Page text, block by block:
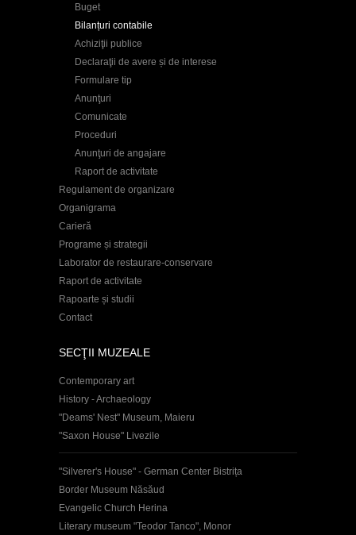
Buget
Bilanțuri contabile
Achiziţii publice
Declaraţii de avere și de interese
Formulare tip
Anunţuri
Comunicate
Proceduri
Anunţuri de angajare
Raport de activitate
Regulament de organizare
Organigrama
Carieră
Programe și strategii
Laborator de restaurare-conservare
Raport de activitate
Rapoarte și studii
Contact
SECŢII MUZEALE
Contemporary art
History - Archaeology
"Deams' Nest" Museum, Maieru
"Saxon House" Livezile
"Silverer's House" - German Center Bistrița
Border Museum Năsăud
Evangelic Church Herina
Literary museum "Teodor Tanco", Monor